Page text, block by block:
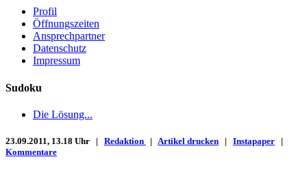
Profil
Öffnungszeiten
Ansprechpartner
Datenschutz
Impressum
Sudoku
Die Lösung...
23.09.2011, 13.18 Uhr | Redaktion | Artikel drucken | Instapaper |
Kommentare